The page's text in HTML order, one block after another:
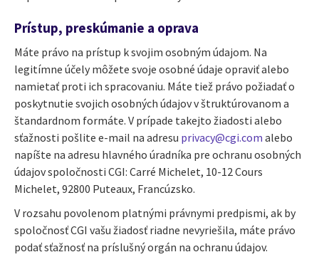
Prístup, preskúmanie a oprava
Máte právo na prístup k svojim osobným údajom. Na
legitímne účely môžete svoje osobné údaje opraviť alebo
namietať proti ich spracovaniu. Máte tiež právo požiadať o
poskytnutie svojich osobných údajov v štruktúrovanom a
štandardnom formáte. V prípade takejto žiadosti alebo
sťažnosti pošlite e-mail na adresu privacy@cgi.com alebo
napíšte na adresu hlavného úradníka pre ochranu osobných
údajov spoločnosti CGI: Carré Michelet, 10-12 Cours
Michelet, 92800 Puteaux, Francúzsko.
V rozsahu povolenom platnými právnymi predpismi, ak by
spoločnosť CGI vašu žiadosť riadne nevyriešila, máte právo
podať sťažnosť na príslušný orgán na ochranu údajov.